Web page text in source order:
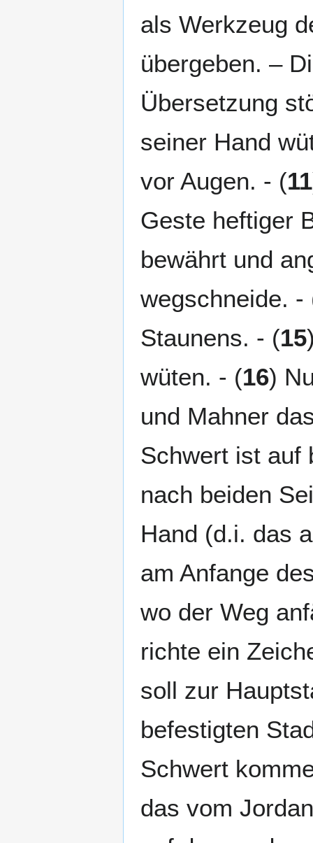
als Werkzeug
übergeben. –
Übersetzung
seiner Hand
vor Augen. - (11
Geste heftiger
bewährt und
wegschneide. -
Staunens. - (15
wüten. - (16)
und Mahner
Schwert ist auf
nach beiden
Hand (d.i. das
am Anfange
wo der Weg
richte ein
soll zur
befestigten
Schwert
das vom